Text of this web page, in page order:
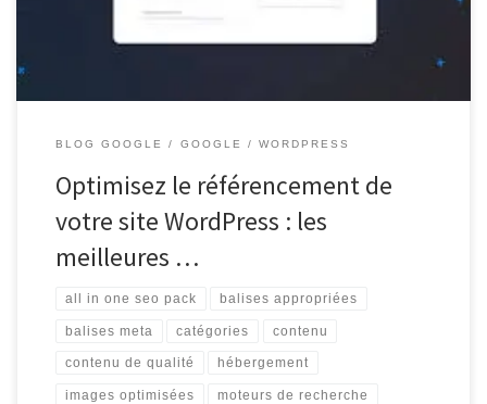
BLOG GOOGLE GOOGLE WORDPRESS
Optimisez le référencement de
votre site WordPress : les
meilleures …
all in one seo pack balises appropriées
balises meta catégories contenu
contenu de qualité hébergement
images optimisées moteurs de recherche